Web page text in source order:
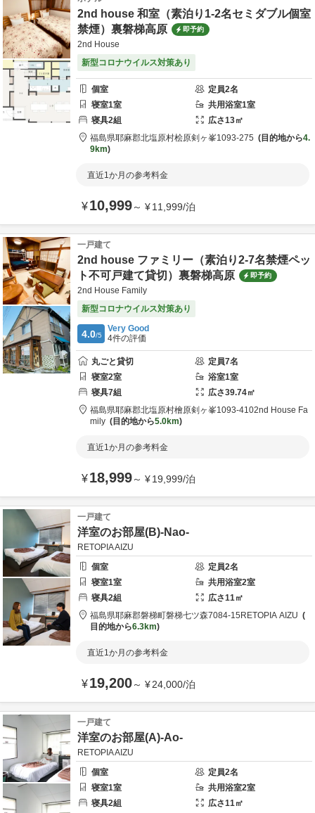
2nd house 和室（素泊り1-2名セミダブル個室
禁煙）裏磐梯高原
即予約
2nd House
新型コロナウイルス対策あり
個室 定員2名
寝室1室 共用浴室1室
寝具2組 広さ13㎡
福島県耶麻郡北塩原村桧原剣ヶ峯1093-275 目的地から4.
9km
直近1か月の参考料金
¥10,999～ ¥11,999/泊
一戸建て
2nd house ファミリー（素泊り2-7名禁煙ペッ
ト不可戸建て貸切）裏磐梯高原
即予約
2nd House Family
新型コロナウイルス対策あり
4.0/5
Very Good
4件の評価
丸ごと貸切 定員7名
寝室2室 浴室1室
寝具7組 広さ39.74㎡
福島県耶麻郡北塩原村檜原剣ヶ峯1093-4102nd House Fa
mily
目的地から5.0km
直近1か月の参考料金
¥18,999～ ¥19,999/泊
一戸建て
洋室のお部屋(B)-Nao-
RETOPIA AIZU
個室
定員2名
寝室1室 共用浴室2室
寝具2組 広さ11㎡
福島県耶麻郡磐梯町磐梯七ツ森7084-15 RETOPIA AIZU
目的地から6.3km
直近1か月の参考料金
¥19,200～ ¥24,000/泊
一戸建て
洋室のお部屋(A)-Ao-
RETOPIA AIZU
個室
定員2名
寝室1室 共用浴室2室
寝具2組 広さ11㎡